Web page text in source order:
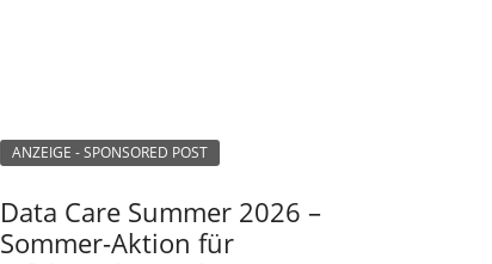
ANZEIGE - SPONSORED POST
Data Care Summer 2026 –
Sommer-Aktion für